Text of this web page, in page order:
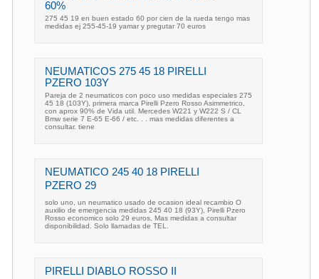
60%
275 45 19 en buen estado 60 por cien de la rueda tengo mas
medidas ej 255-45-19 yamar y pregutar 70 euros
NEUMATICOS 275 45 18 PIRELLI
PZERO 103Y
Pareja de 2 neumaticos con poco uso medidas especiales 275
45 18 (103Y), primera marca Pirelli Pzero Rosso Asimmetrico,
con aprox 90% de Vida util. Mercedes W221 y W222 S / CL
Bmw serie 7 E-65 E-66 / etc. . . mas medidas diferentes a
consultar. tiene
NEUMATICO 245 40 18 PIRELLI
PZERO 29
solo uno, un neumatico usado de ocasion ideal recambio O
auxilio de emergencia medidas 245 40 18 (93Y), Pirelli Pzero
Rosso economico solo 29 euros, Mas medidas a consultar
disponibilidad. Solo llamadas de TEL.
PIRELLI DIABLO ROSSO II